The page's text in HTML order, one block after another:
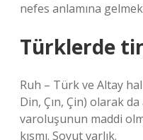
nefes anlamına
Türklerde
Ruh – Türk ve Altay
Din, Çın, Çin) olarak da
varoluşunun maddi
kısmı. Soyut varlık.